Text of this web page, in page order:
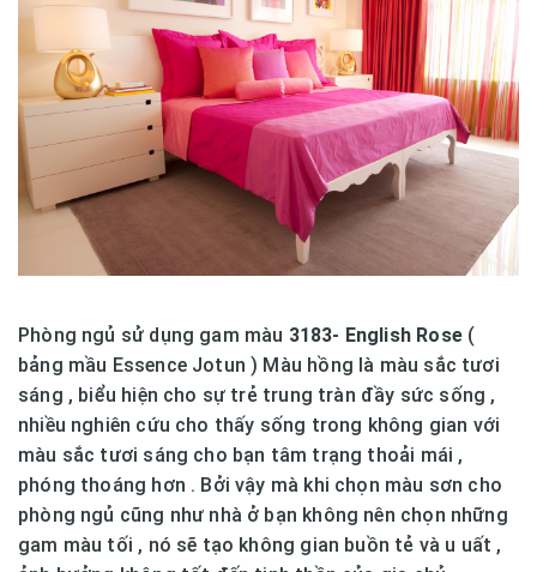
Phòng ngủ sử dụng gam màu 3183- English Rose(
bảng mầu Essence Jotun ) Màu hồng là màu sắc tươi
sáng , biểu hiện cho sự trẻ trung tràn đầy sức sống ,
nhiều nghiên cứu cho thấy sống trong không gian với
màu sắc tươi sáng cho bạn tâm trạng thoải mái ,
phóng thoáng hơn . Bởi vậy mà khi chọn màu sơn cho
phòng ngủ cũng như nhà ở bạn không nên chọn những
gam màu tối , nó sẽ tạo không gian buồn tẻ và u uất ,